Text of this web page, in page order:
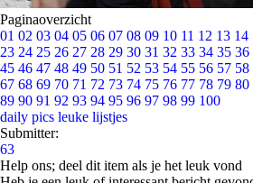
Paginaoverzicht
01 02 03 04 05 06 07 08 09 10 11 12 13 14
23 24 25 26 27 28 29 30 31 32 33 34 35 36
45 46 47 48 49 50 51 52 53 54 55 56 57 58
67 68 69 70 71 72 73 74 75 76 77 78 79 80
89 90 91 92 93 94 95 96 97 98 99 100
daily pics leuke lijstjes
Submitter:
63
Help ons; deel dit item als je het leuk vond